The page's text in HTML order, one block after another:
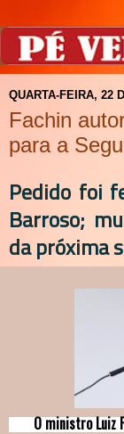
QUARTA-FEIRA, 22
Fachin
para a
Pedido foi
Barroso;
da próxima
O ministro Luiz